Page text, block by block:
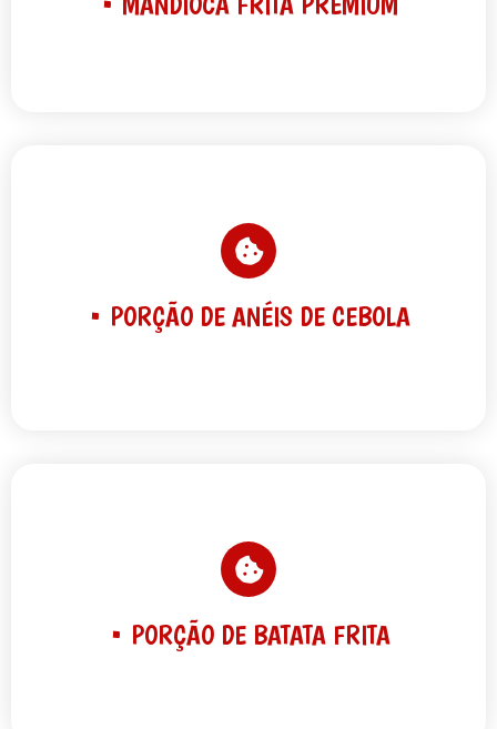
• PORÇÃO DE ANÉIS DE CEBOLA
• PORÇÃO DE BATATA FRITA